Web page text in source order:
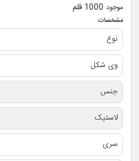
موجود 1000 قلم
مشخصات
نوع
وی شکل
جنس
لاستیک
سری